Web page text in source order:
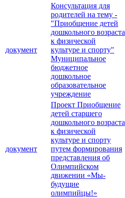
документ
Консультация для
родителей на тему -
"Приобщение детей
дошкольного возраста
к физической
культуре и спорту"
Муниципальное
бюджетное
дошкольное
образовательное
учреждение
документ
Проект Приобщение
детей старшего
дошкольного возраста
к физической
культуре и спорту
путем формирования
представления об
Олимпийском
движении «Мы-
будущие
олимпийцы!»